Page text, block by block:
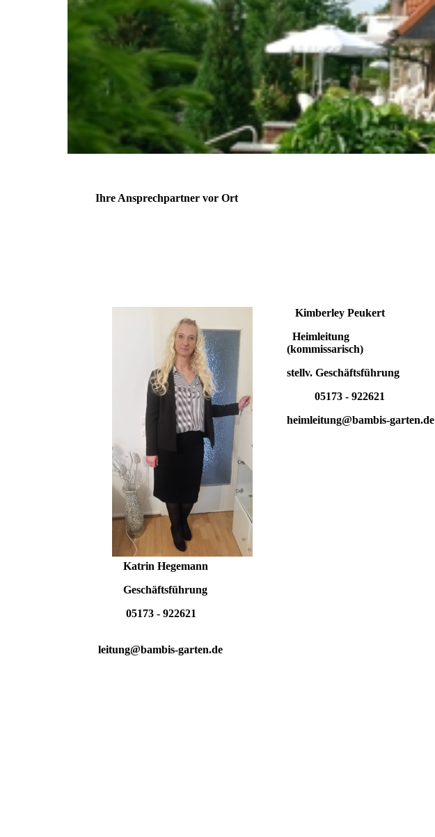
Ihre Ansprechpartner vor Ort
Katrin Hegemann
Geschäftsführung
05173 - 922621
leitung@bambis-garten.de
Kimberley Peukert
Heimleitung
(kommissarisch)
stellv. Geschäftsführung
05173 - 922621
heimleitung@bambis-garten.de